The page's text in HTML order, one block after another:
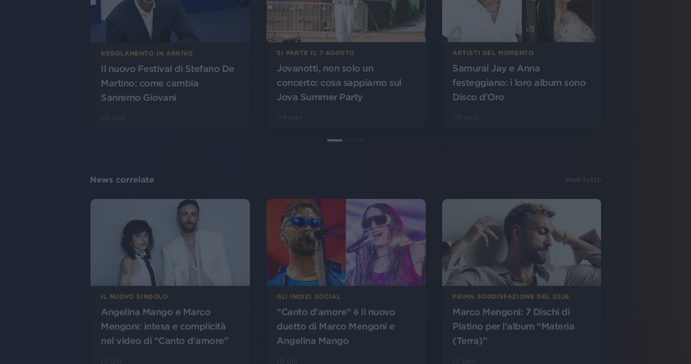
REGOLAMENTO IN ARRIVO
Il nuovo Festival di Stefano De
Martino: come cambia
Sanremo Giovani
SI PARTE IL 7 AGOSTO
Jovanotti, non solo un
concerto: cosa sappiamo sul
Jova Summer Party
ARTISTI DEL MOMENTO
Samurai Jay e Anna
festeggiano: i loro album sono
Disco d'Oro
News correlate Vedi tutte
IL NUOVO SINGOLO
Angelina Mango e Marco
Mengoni: intesa e complicità
nel video di “Canto d'amore”
GLI INDIZI SOCIAL
“Canto d’amore” è il nuovo
duetto di Marco Mengoni e
Angelina Mango
PRIMA SODDISFAZIONE DEL 2026
Marco Mengoni: 7 Dischi di
Platino per l’album “Materia
(Terra)”